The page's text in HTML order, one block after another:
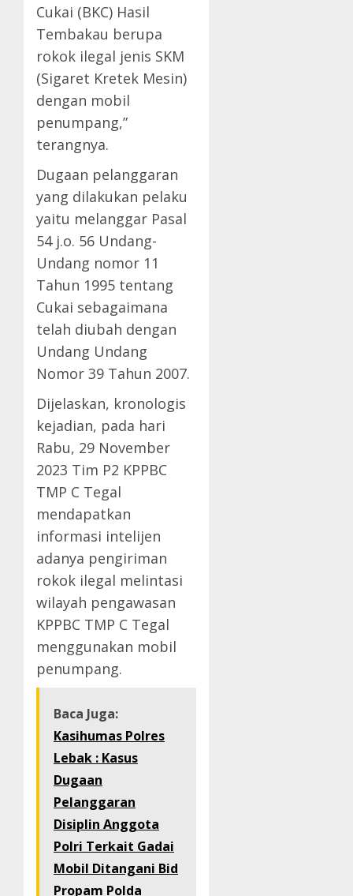
Cukai (BKC) Hasil
Tembakau berupa
rokok ilegal jenis SKM
(Sigaret Kretek Mesin)
dengan mobil
penumpang,”
terangnya.
Dugaan pelanggaran
yang dilakukan pelaku
yaitu melanggar Pasal
54 j.o. 56 Undang-
Undang nomor 11
Tahun 1995 tentang
Cukai sebagaimana
telah diubah dengan
Undang Undang
Nomor 39 Tahun 2007.
Dijelaskan, kronologis
kejadian, pada hari
Rabu, 29 November
2023 Tim P2 KPPBC
TMP C Tegal
mendapatkan
informasi intelijen
adanya pengiriman
rokok ilegal melintasi
wilayah pengawasan
KPPBC TMP C Tegal
menggunakan mobil
penumpang.
Baca Juga:
Kasihumas Polres
Lebak : Kasus
Dugaan
Pelanggaran
Disiplin Anggota
Polri Terkait Gadai
Mobil Ditangani Bid
Propam Polda